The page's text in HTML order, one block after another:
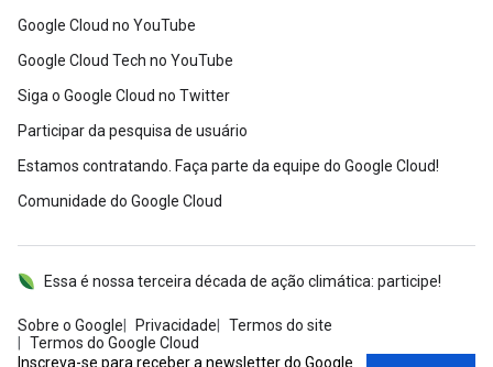
Google Cloud no YouTube
Google Cloud Tech no YouTube
Siga o Google Cloud no Twitter
Participar da pesquisa de usuário
Estamos contratando. Faça parte da equipe do Google Cloud!
Comunidade do Google Cloud
Sobre o Google Privacidade
Termos do site
Termos do Google Cloud
Essa é nossa terceira década de ação climática: participe!
Inscreva-se para receber a newsletter do Google